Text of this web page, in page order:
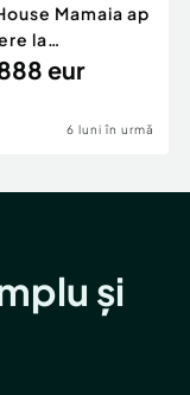
Mamaia ap
la
Mega
eur
6 luni în urmă
și